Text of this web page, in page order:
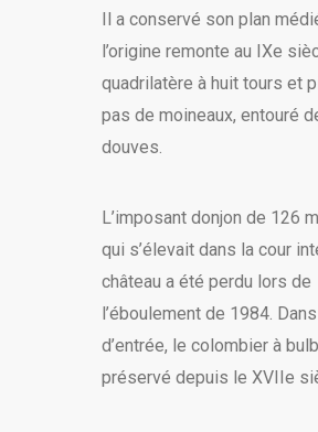
Il a conservé son plan
l’origine remonte au IXe
quadrilatère à huit tours et
pas de moineaux, entouré
douves.
L’imposant donjon de 126
qui s’élevait dans la cour
château a été perdu lors de
l’éboulement de 1984.
d’entrée, le colombier à
préservé depuis le XVIIe